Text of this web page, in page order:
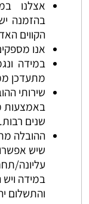
אצלנו
בהזמנה
הקווים
אנו מספקים
במידה
מתעדכן
שירותי
באמצעות
שנים רבות.
ההובלה
שיש
עליונה/
במידה
והתשלום